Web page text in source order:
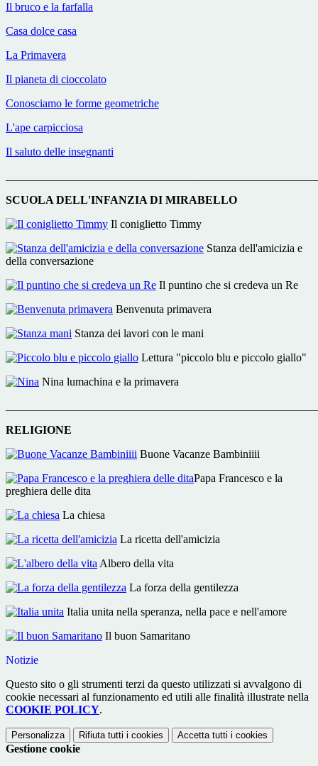
Il bruco e la farfalla
Casa dolce casa
La Primavera
Il pianeta di cioccolato
Conosciamo le forme geometriche
L'ape carpicciosa
Il saluto delle insegnanti
SCUOLA DELL'INFANZIA DI MIRABELLO
Il coniglietto Timmy
Stanza dell'amicizia e
della conversazione
Il puntino che si credeva un Re
Benvenuta primavera
Stanza dei lavori con le mani
Lettura "piccolo blu e piccolo giallo"
Nina lumachina e la primavera
RELIGIONE
Buone Vacanze Bambiniiii
Papa Francesco e la
preghiera delle dita
La chiesa
La ricetta dell'amicizia
Albero della vita
La forza della gentilezza
Italia unita nella speranza, nella pace e nell'amore
Il buon Samaritano
Notizie
Questo sito o gli strumenti terzi da questo utilizzati si avvalgono di
cookie necessari al funzionamento ed utili alle finalità illustrate nella
COOKIE POLICY.
Personalizza Rifiuta tutti i cookies Accetta tutti i cookies
Gestione cookie